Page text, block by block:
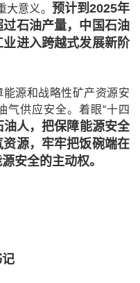
大意义。 预计到2025年
石油产量，中国石油
进入跨越式发展新阶
能源和战略性矿产资源安
气供应安全。着眼“十四
人，把保障能源安全
源，牢牢把饭碗端在
安全的主动权。